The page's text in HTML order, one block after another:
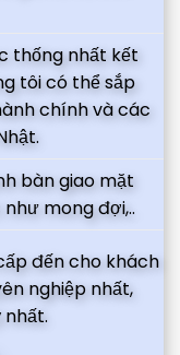
thống nhất kết
tôi có thể sắp
chính và các
bàn giao mặt
mong đợi,..
đến cho khách
nghiệp nhất,